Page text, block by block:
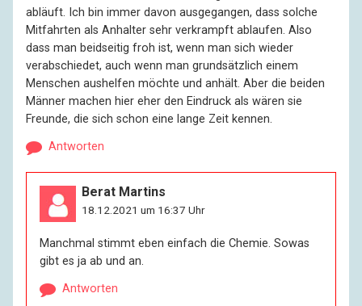
abläuft. Ich bin immer davon ausgegangen, dass solche
Mitfahrten als Anhalter sehr verkrampft ablaufen. Also
dass man beidseitig froh ist, wenn man sich wieder
verabschiedet, auch wenn man grundsätzlich einem
Menschen aushelfen möchte und anhält. Aber die beiden
Männer machen hier eher den Eindruck als wären sie
Freunde, die sich schon eine lange Zeit kennen.
Antworten
Berat Martins
18.12.2021 um 16:37 Uhr
Manchmal stimmt eben einfach die Chemie. Sowas
gibt es ja ab und an.
Antworten